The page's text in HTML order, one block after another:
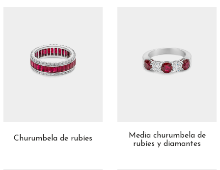
Marco Bicego
Pomellato 52
Oro Rosa 53
Churumbela de rubíes
Media churumbela de
rubíes y diamantes